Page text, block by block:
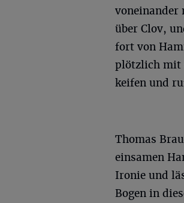
voneinander
über Clov,
fort von
plötzlich mit
keifen und
Thomas
einsamen
Ironie und
Bogen in